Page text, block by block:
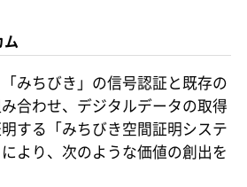
ム
みちびき」の信号認証と既存の
合わせ、デジタルデータの取得
する「みちびき空間証明システ
より、次のような価値の創出を